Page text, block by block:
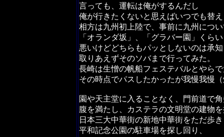
言っても、運転は俺がするんだし
俺が行きたくないと思えばいつでも替
相方は九州初上陸で、事前に九州につ
「オランダ坂」、「グラバー園」くら
悪いけどどちらもパッとしないのは承
取りあえずそのソバまで行ってみた。
長崎は生憎の帆船フェステバルとやら
その時点でパスしたかったが我慢我慢
園や天主堂に入ることなく、門前道で
腹を満たし、カステラの文明堂の建物
日本三大中華街の新地中華街をただ歩き
平和記念公園の駐車場を探し回り、